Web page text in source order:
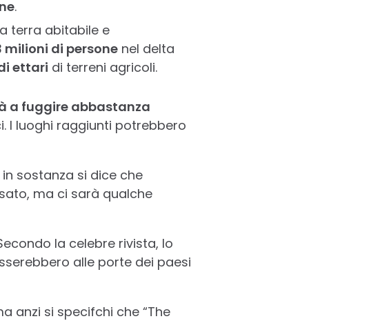
.
terra abitabile e
milioni di personenel delta
ettari di terreni agricoli.
a fuggire abbastanza
I luoghi raggiunti potrebbero
in sostanza si dice che
ma ci sarà qualche
la celebre rivista, lo
alle porte dei paesi
anzi si specifchi che “The